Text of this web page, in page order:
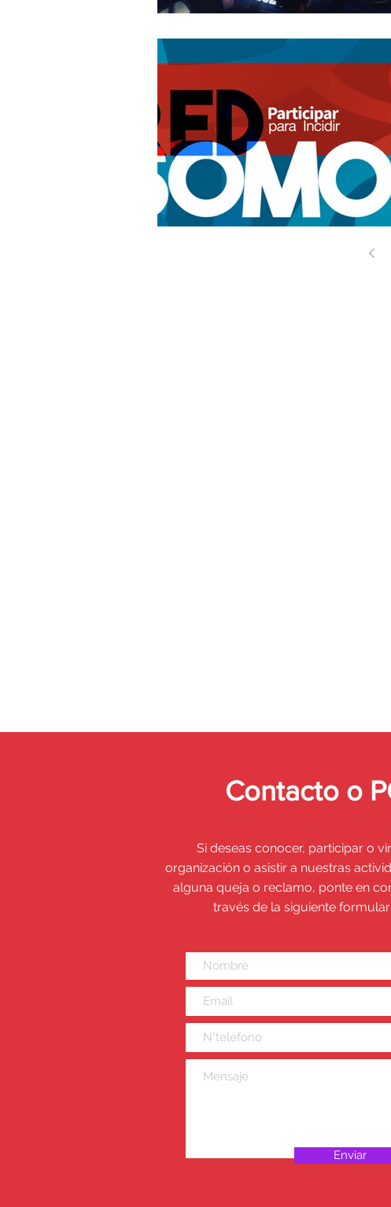
Contacto o
Si deseas conocer, participar o
organización o asistir a nuestras
alguna queja o reclamo, ponte en
través de la siguiente
Enviar